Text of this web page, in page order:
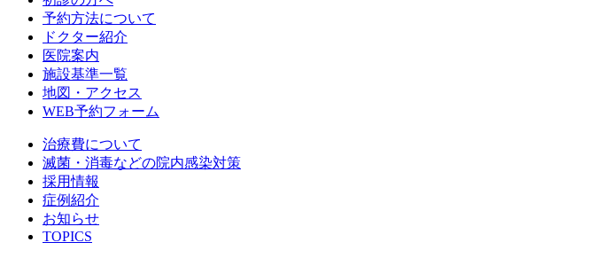
予約方法について
ドクター紹介
医院案内
施設基準一覧
地図・アクセス
WEB予約フォーム
治療費について
滅菌・消毒などの院内感染対策
採用情報
症例紹介
お知らせ
TOPICS